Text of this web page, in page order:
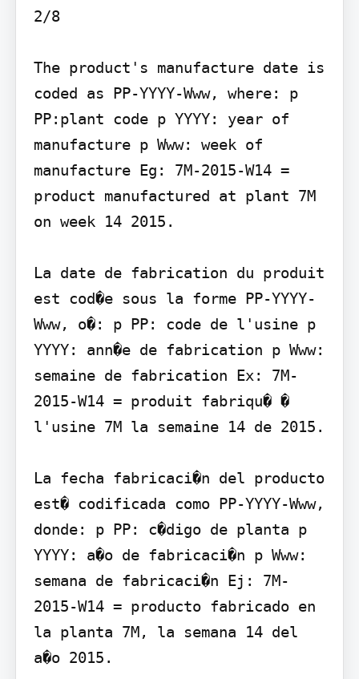
2/8
The product's manufacture date is
coded as PP-YYYY-Www, where: p
PP:plant code p YYYY: year of
manufacture p Www: week of
manufacture Eg: 7M-2015-W14 =
product manufactured at plant 7M
on week 14 2015.
La date de fabrication du produit
est cod�e sous la forme PP-YYYY-
Www, o�: p PP: code de l'usine p
YYYY: ann�e de fabrication p Www:
semaine de fabrication Ex: 7M-
2015-W14 = produit fabriqu� �
l'usine 7M la semaine 14 de 2015.
La fecha fabricaci�n del producto
est� codificada como PP-YYYY-Www,
donde: p PP: c�digo de planta p
YYYY: a�o de fabricaci�n p Www:
semana de fabricaci�n Ej: 7M-
2015-W14 = producto fabricado en
la planta 7M, la semana 14 del
a�o 2015.